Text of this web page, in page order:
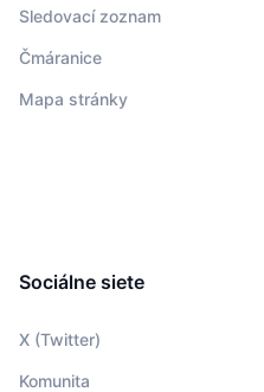
Sledovací zoznam
Čmáranice
Mapa stránky
Sociálne siete
X (Twitter)
Komunita